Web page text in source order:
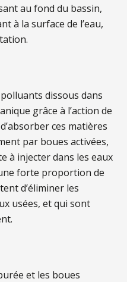
au fond du bassin,
à la surface de l’eau,
dissous dans
grâce à l’action de
ces matières
par boues activées,
à injecter dans les eaux
forte proportion de
d’éliminer les
usées, et qui sont
et les boues